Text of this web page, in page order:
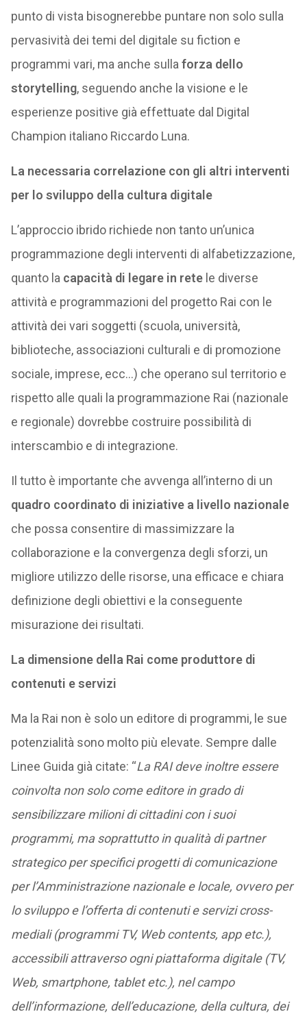
punto di vista bisognerebbe puntare non solo sulla
pervasività dei temi del digitale su fiction e
programmi vari, ma anche sulla forza dello
storytelling, seguendo anche la visione e le
esperienze positive già effettuate dal Digital
Champion italiano Riccardo Luna.
La necessaria correlazione con gli altri interventi
per lo sviluppo della cultura digitale
L’approccio ibrido richiede non tanto un’unica
programmazione degli interventi di alfabetizzazione,
quanto la capacità di legare in retele diverse
attività e programmazioni del progetto Rai con le
attività dei vari soggetti (scuola, università,
biblioteche, associazioni culturali e di promozione
sociale, imprese, ecc…) che operano sul territorio e
rispetto alle quali la programmazione Rai (nazionale
e regionale) dovrebbe costruire possibilità di
interscambio e di integrazione.
Il tutto è importante che avvenga all’interno di un
quadro coordinato di iniziative a livello nazionale
che possa consentire di massimizzare la
collaborazione e la convergenza degli sforzi, un
migliore utilizzo delle risorse, una efficace e chiara
definizione degli obiettivi e la conseguente
misurazione dei risultati.
La dimensione della Rai come produttore di
contenuti e servizi
Ma la Rai non è solo un editore di programmi, le sue
potenzialità sono molto più elevate. Sempre dalle
Linee Guida già citate: “La RAI deve inoltre essere
coinvolta non solo come editore in grado di
sensibilizzare milioni di cittadini con i suoi
programmi, ma soprattutto in qualità di partner
strategico per specifici progetti di comunicazione
per l’Amministrazione nazionale e locale, ovvero per
lo sviluppo e l’offerta di contenuti e servizi cross-
mediali (programmi TV, Web contents, app etc.),
accessibili attraverso ogni piattaforma digitale (TV,
Web, smartphone, tablet etc.), nel campo
dell’informazione, dell’educazione, della cultura, dei